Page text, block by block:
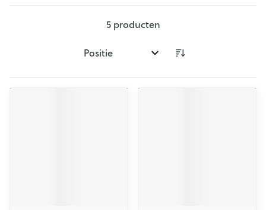
5producten
Sorteer op: